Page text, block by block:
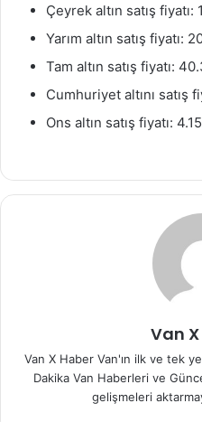
Çeyrek altın satış fiyatı:
Yarım altın satış fiyatı:
Tam altın satış fiyatı:
Cumhuriyet altını satış
Ons altın satış fiyatı:
Van
Van X Haber Van'ın ilk ve tek
Dakika Van Haberleri ve
gelişmeleri